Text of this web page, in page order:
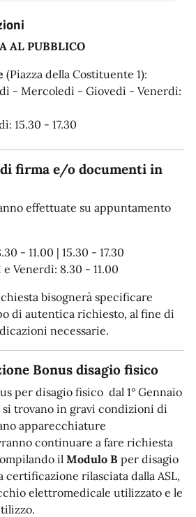
AL PUBBLICO
(Piazza della Costituente 1):
- Mercoledì - Giovedì - Venerdì:
15.30 - 17.30
firma e/o documenti in
effettuate su appuntamento
- 11.00 | 15.30 - 17.30
Venerdì: 8.30 - 11.00
bisognerà specificare
di autentica richiesto, al fine di
necessarie.
Bonus disagio fisico
per disagio fisico dal 1° Gennaio
si trovano in gravi condizioni di
apparecchiature
continuare a fare richiesta
il Modulo B per disagio
certificazione rilasciata dalla ASL,
elettromedicale utilizzato e le